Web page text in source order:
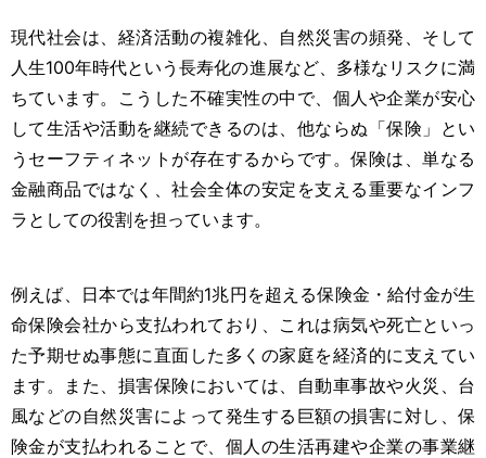
現代社会は、経済活動の複雑化、自然災害の頻発、そして
人生100年時代という長寿化の進展など、多様なリスクに満
ちています。こうした不確実性の中で、個人や企業が安心
して生活や活動を継続できるのは、他ならぬ「保険」とい
うセーフティネットが存在するからです。保険は、単なる
金融商品ではなく、社会全体の安定を支える重要なインフ
ラとしての役割を担っています。
例えば、日本では年間約1兆円を超える保険金・給付金が生
命保険会社から支払われており、これは病気や死亡といっ
た予期せぬ事態に直面した多くの家庭を経済的に支えてい
ます。また、損害保険においては、自動車事故や火災、台
風などの自然災害によって発生する巨額の損害に対し、保
険金が支払われることで、個人の生活再建や企業の事業継